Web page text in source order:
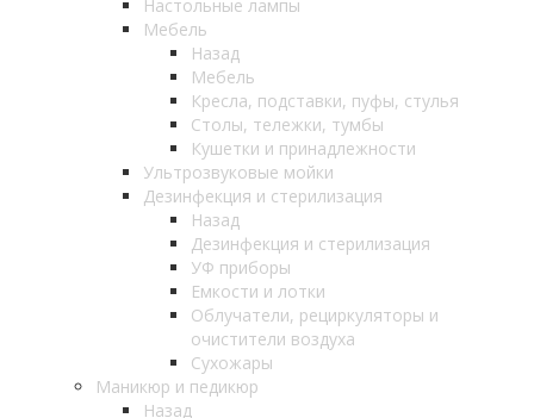
Настольные лампы
Мебель
Назад
Мебель
Кресла, подставки, пуфы, стулья
Столы, тележки, тумбы
Кушетки и принадлежности
Ультрозвуковые мойки
Дезинфекция и стерилизация
Назад
Дезинфекция и стерилизация
УФ приборы
Емкости и лотки
Облучатели, рециркуляторы и
очистители воздуха
Сухожары
Маникюр и педикюр
Назад